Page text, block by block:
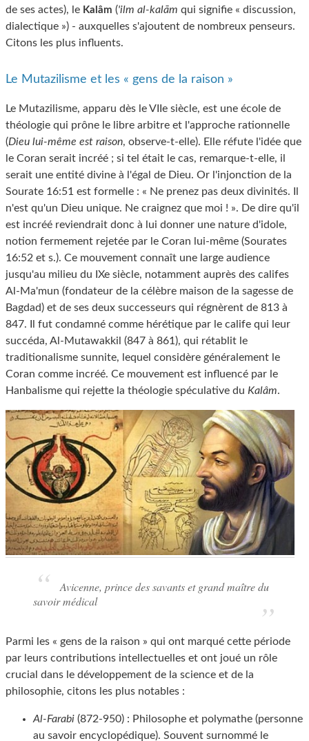
de ses actes), le Kalâm ('ilm al-kalām qui signifie « discussion,
dialectique ») - auxquelles s'ajoutent de nombreux penseurs.
Citons les plus influents.
Le Mutazilisme et les « gens de la raison »
Le Mutazilisme, apparu dès le VIIe siècle, est une école de
théologie qui prône le libre arbitre et l'approche rationnelle
(Dieu lui-même est raison, observe-t-elle). Elle réfute l'idée que
le Coran serait incréé ; si tel était le cas, remarque-t-elle, il
serait une entité divine à l'égal de Dieu. Or l'injonction de la
Sourate 16:51 est formelle : « Ne prenez pas deux divinités. Il
n'est qu'un Dieu unique. Ne craignez que moi ! ». De dire qu'il
est incréé reviendrait donc à lui donner une nature d'idole,
notion fermement rejetée par le Coran lui-même (Sourates
16:52 et s.). Ce mouvement connaît une large audience
jusqu'au milieu du IXe siècle, notamment auprès des califes
Al-Ma'mun (fondateur de la célèbre maison de la sagesse de
Bagdad) et de ses deux successeurs qui régnèrent de 813 à
847. Il fut condamné comme hérétique par le calife qui leur
succéda, Al-Mutawakkil (847 à 861), qui rétablit le
traditionalisme sunnite, lequel considère généralement le
Coran comme incréé. Ce mouvement est influencé par le
Hanbalisme qui rejette la théologie spéculative du Kalâm.
Avicenne, prince des savants et grand maître du
savoir médical
Parmi les « gens de la raison » qui ont marqué cette période
par leurs contributions intellectuelles et ont joué un rôle
crucial dans le développement de la science et de la
philosophie, citons les plus notables :
Al-Farabi (872-950) : Philosophe et polymathe (personne
au savoir encyclopédique). Souvent surnommé le